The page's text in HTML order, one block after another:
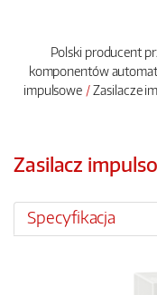
Polski producent
komponentów
impulsowe
Zasilacze
Zasilacz
Specyfikacja